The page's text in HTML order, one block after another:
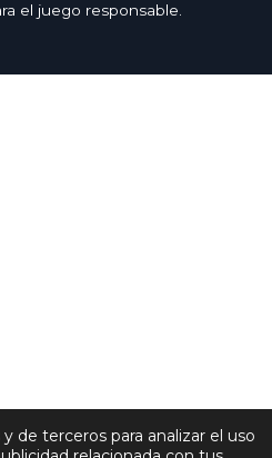
el juego responsable.
de terceros para analizar el uso